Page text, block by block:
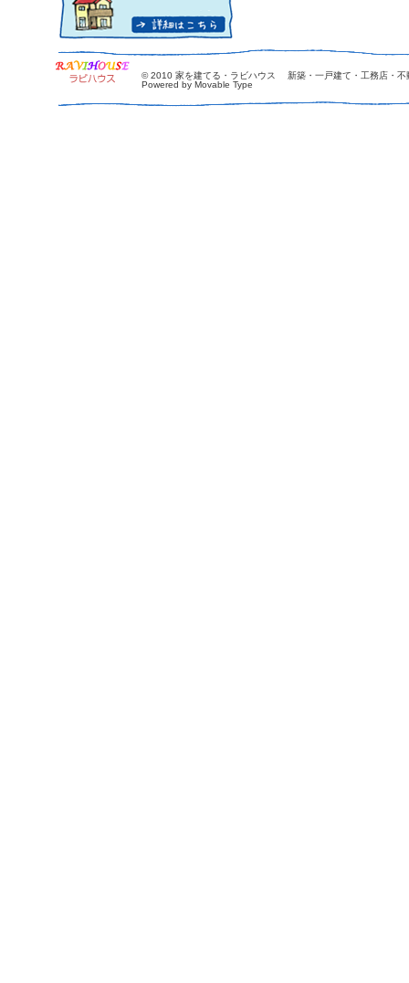
© 2010 家を建てる・ラビハウス 新築・一戸建て・工務店・不
Powered by Movable Type